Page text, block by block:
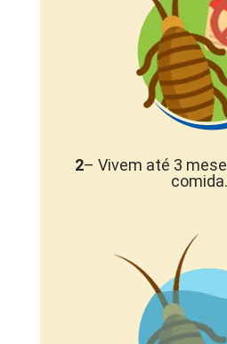
2– Vivem até 3
comida.